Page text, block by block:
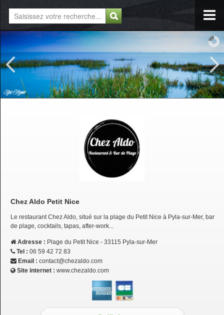
Chez Aldo Petit Nice
Le restaurant Chez Aldo, situé sur la plage du Petit Nice à Pyla-sur-Mer, bar
de plage, cocktails, tapas, after-work...
Adresse : Plage du Petit Nice - 33115 Pyla-sur-Mer
Tel : 06 59 42 72 83
Email : contact@chezaldo.com
Site internet : www.chezaldo.com